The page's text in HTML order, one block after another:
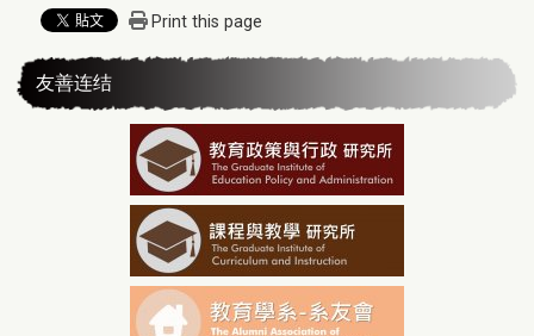
Print this page
友善连结